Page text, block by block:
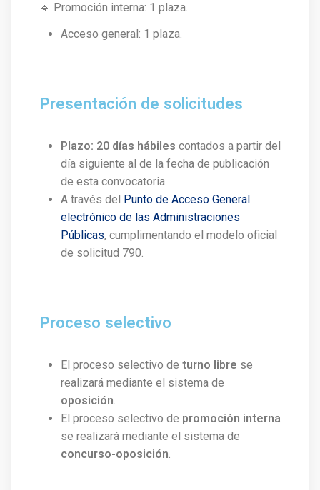
🔹 Promoción interna: 1 plaza.
Acceso general: 1 plaza.
Presentación de solicitudes
Plazo: 20 días hábiles contados a partir del
día siguiente al de la fecha de publicación
de esta convocatoria.
A través del Punto de Acceso General
electrónico de las Administraciones
Públicas, cumplimentando el modelo oficial
de solicitud 790.
Proceso selectivo
El proceso selectivo de turno libre se
realizará mediante el sistema de
oposición.
El proceso selectivo de promoción interna
se realizará mediante el sistema de
concurso-oposición.